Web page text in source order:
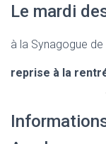
Le mardi
à la Synagogue
reprise à la